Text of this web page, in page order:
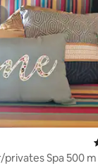
4,94 von 5,
Spa 500